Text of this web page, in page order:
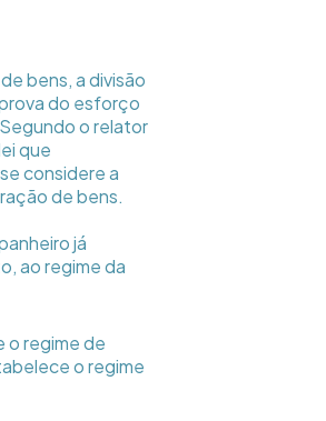
bens, a divisão
do esforço
o relator
que
considere a
de bens.
já
ao regime da
o regime de
o regime